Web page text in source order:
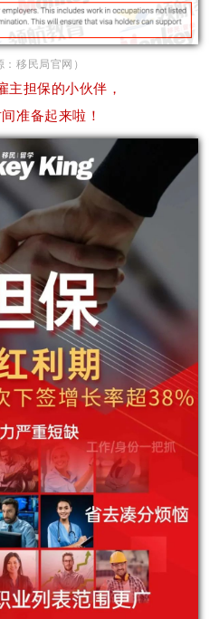
：移民局官网）
主担保的小伙伴，
准备起来啦！